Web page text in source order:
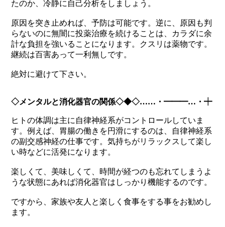
たのか、冷静に自己分析をしましょう。
原因を突き止めれば、予防は可能です。逆に、原因も判
らないのに無闇に投薬治療を続けることは、カラダに余
計な負担を強いることになります。クスリは薬物です。
継続は百害あって一利無しです。
絶対に避けて下さい。
◇メンタルと消化器官の関係◇◆◇……・━━━…・┿
ヒトの体調は主に自律神経系がコントロールしていま
す。例えば、胃腸の働きを円滑にするのは、自律神経系
の副交感神経の仕事です。気持ちがリラックスして楽し
い時などに活発になります。
楽しくて、美味しくて、時間が経つのも忘れてしまうよ
うな状態にあれば消化器官はしっかり機能するのです。
ですから、家族や友人と楽しく食事をする事をお勧めし
ます。